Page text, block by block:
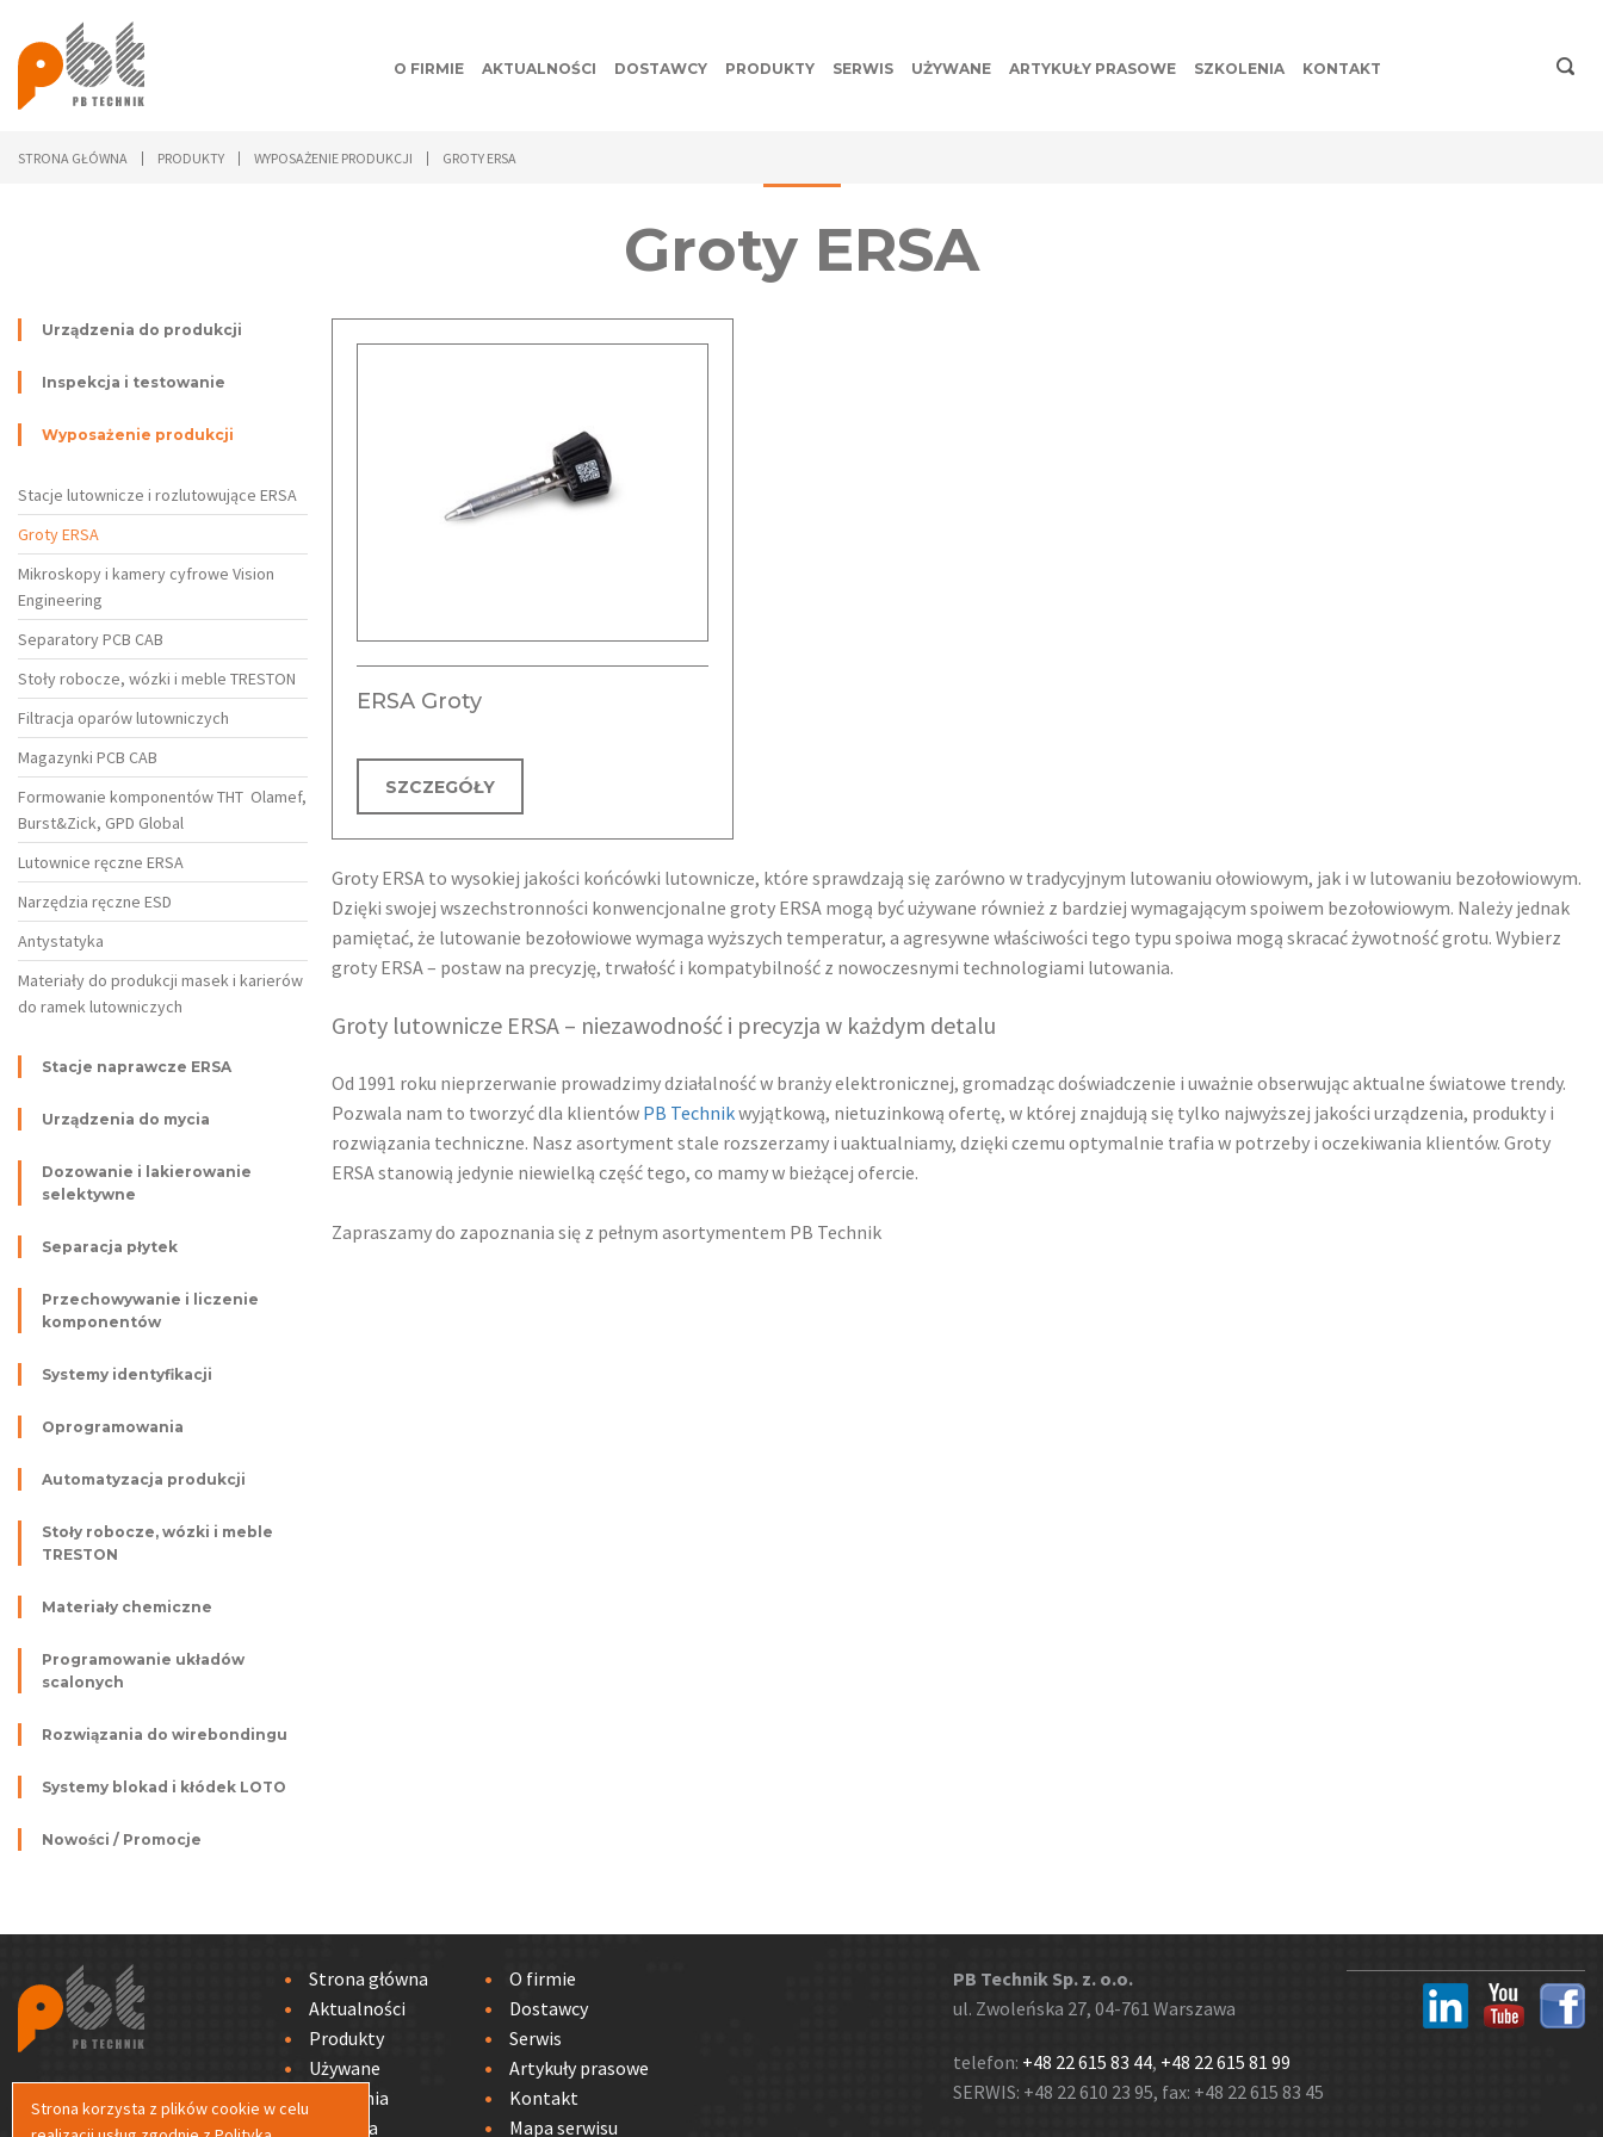
Strona korzysta z plików cookie w celu
O FIRMIE AKTUALNOŚCI DOSTAWCY PRODUKTY SERWIS UŻYWANE ARTYKUŁY PRASOWE SZKOLENIA KONTAKT
STRONA GŁÓWNA PRODUKTY WYPOSAŻENIE PRODUKCJI GROTY ERSA
Groty ERSA
Urządzenia do produkcji
Inspekcja i testowanie
Wyposażenie produkcji
Stacje lutownicze i rozlutowujące ERSA
Groty ERSA
Mikroskopy i kamery cyfrowe Vision
Engineering
Separatory PCB CAB
Stoły robocze, wózki i meble TRESTON
Filtracja oparów lutowniczych
Magazynki PCB CAB
Formowanie komponentów THT Olamef,
Burst&Zick, GPD Global
Lutownice ręczne ERSA
Narzędzia ręczne ESD
Antystatyka
Materiały do produkcji masek i karierów
do ramek lutowniczych
Stacje naprawcze ERSA
Urządzenia do mycia
Dozowanie i lakierowanie
selektywne
Separacja płytek
Przechowywanie i liczenie
komponentów
Systemy identyfikacji
Oprogramowania
Automatyzacja produkcji
Stoły robocze, wózki i meble
TRESTON
Materiały chemiczne
Programowanie układów
scalonych
Rozwiązania do wirebondingu
Systemy blokad i kłódek LOTO
Nowości / Promocje
ERSA Groty
SZCZEGÓŁY
Groty ERSA to wysokiej jakości końcówki lutownicze, które sprawdzają się zarówno w tradycyjnym lutowaniu ołowiowym, jak i w lutowaniu bezołowiowym.
Dzięki swojej wszechstronności konwencjonalne groty ERSA mogą być używane również z bardziej wymagającym spoiwem bezołowiowym. Należy jednak
pamiętać, że lutowanie bezołowiowe wymaga wyższych temperatur, a agresywne właściwości tego typu spoiwa mogą skracać żywotność grotu. Wybierz
groty ERSA – postaw na precyzję, trwałość i kompatybilność z nowoczesnymi technologiami lutowania.
Groty lutownicze ERSA – niezawodność i precyzja w każdym detalu
Od 1991 roku nieprzerwanie prowadzimy działalność w branży elektronicznej, gromadząc doświadczenie i uważnie obserwując aktualne światowe trendy.
Pozwala nam to tworzyć dla klientów PB Technikwyjątkową, nietuzinkową ofertę, w której znajdują się tylko najwyższej jakości urządzenia, produkty i
rozwiązania techniczne. Nasz asortyment stale rozszerzamy i uaktualniamy, dzięki czemu optymalnie trafia w potrzeby i oczekiwania klientów. Groty
ERSA stanowią jedynie niewielką część tego, co mamy w bieżącej ofercie.
Zapraszamy do zapoznania się z pełnym asortymentem PB Technik
Strona główna
O firmie
Aktualności
Dostawcy
Produkty
Serwis
Używane
Artykuły prasowe
Szkolenia
Kontakt
Polityka
Mapa serwisu
PB Technik Sp. z. o.o.
ul. Zwoleńska 27, 04-761 Warszawa
telefon: +48 22 615 83 44, +48 22 615 81 99
SERWIS: +48 22 610 23 95, fax: +48 22 615 83 45